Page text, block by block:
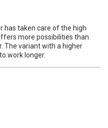
has taken care of the high
more possibilities than
The variant with a higher
work longer.